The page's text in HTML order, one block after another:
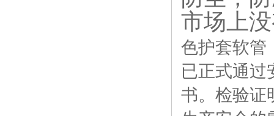
市场上
色护套软管
已正式通过
书。检验证